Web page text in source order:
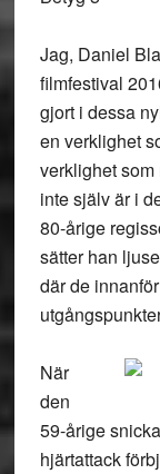
Jag, Daniel
filmfestival
gjort i dessa
en verklighet
verklighet som
inte själv är i
80-årige
sätter han
där de
När
den
59-årige
hjärtattack